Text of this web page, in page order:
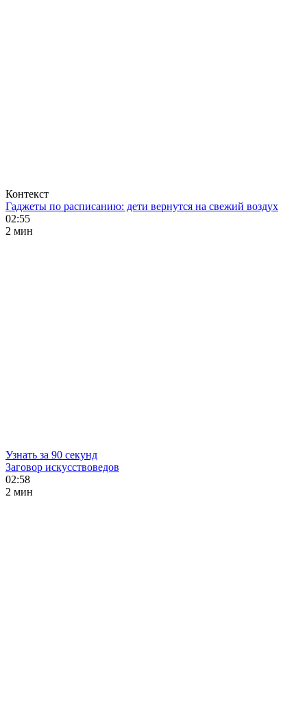
Контекст
Гаджеты по расписанию: дети вернутся на свежий воздух
02:55
2 мин
Узнать за 90 секунд
Заговор искусствоведов
02:58
2 мин